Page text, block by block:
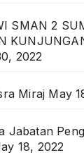
SMAN 2
2022
Miraj May
Jabatan
18, 2022